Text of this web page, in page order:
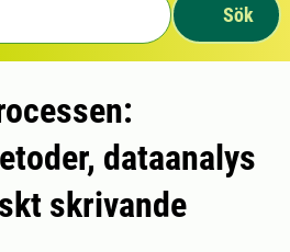
Sök
dataanalys
skrivande